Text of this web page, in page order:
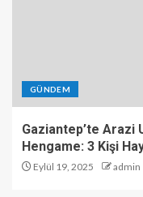
GÜNDEM
Gaziantep’te Arazi
Hengame: 3 Kişi
Eylül 19, 2025 admin